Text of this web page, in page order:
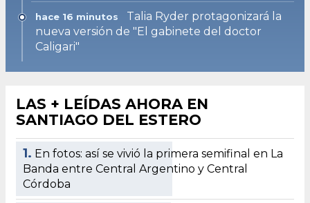
hace 16 minutos
Talia Ryder protagonizará la
nueva versión de "El gabinete del doctor
Caligari"
LAS + LEÍDAS AHORA EN
SANTIAGO DEL ESTERO
1. En fotos: así se vivió la primera semifinal en La
Banda entre Central Argentino y Central
Córdoba